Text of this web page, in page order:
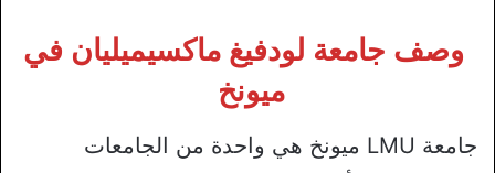
وصف جامعة لودفيغ ماكسيميليان في
ميونخ
جامعة LMU ميونخ هي واحدة من الجامعات